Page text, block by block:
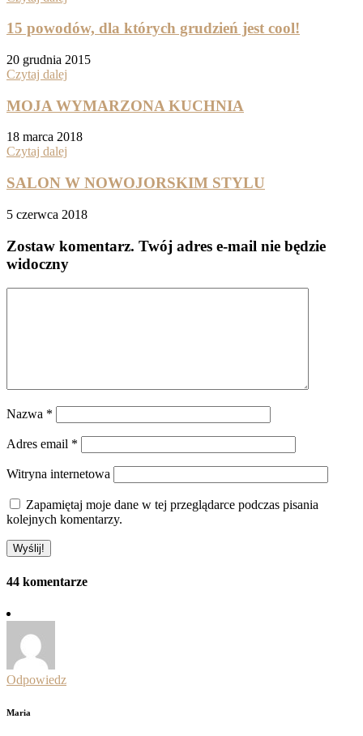
15 powodów, dla których grudzień jest cool!
20 grudnia 2015
Czytaj dalej
MOJA WYMARZONA KUCHNIA
18 marca 2018
Czytaj dalej
SALON W NOWOJORSKIM STYLU
5 czerwca 2018
Zostaw komentarz. Twój adres e-mail nie będzie
widoczny
Nazwa *
Adres email *
Witryna internetowa
Zapamiętaj moje dane w tej przeglądarce podczas pisania
kolejnych komentarzy.
44 komentarze
Odpowiedz
Maria